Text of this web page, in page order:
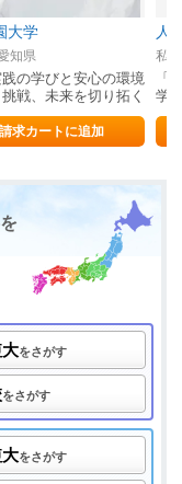
大学
知県
の学びと安心の環境
戦、未来を切り拓く
求カートに追加
人
私
「
学
をさがす
をさがす
をさがす